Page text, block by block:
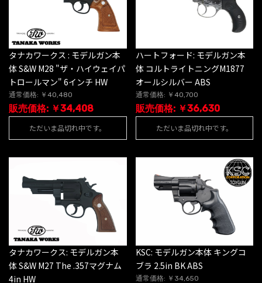
タナカワークス : モデルガン本
体 S&W M28 "ザ・ハイウェイパ
トロールマン" 6インチ HW
通常価格: ￥40,480
販売価格: ￥34,408
ただいま品切れ中です。
ハートフォード: モデルガン本
体 コルトライトニングM1877
オールシルバー ABS
通常価格: ￥40,700
販売価格: ￥36,630
ただいま品切れ中です。
タナカワークス: モデルガン本
体 S&W M27 The .357マグナム
4in HW
KSC: モデルガン本体 キングコ
ブラ 2.5in BK ABS
通常価格: ￥34,650